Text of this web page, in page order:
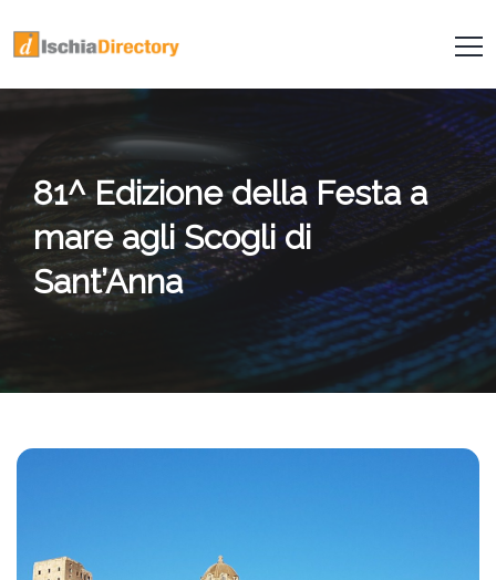
81^ Edizione della Festa a
mare agli Scogli di
Sant’Anna